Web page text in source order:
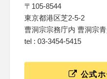
〒105-8544
東京都港区芝2-5-2
曹洞宗宗務庁内 曹洞宗
tel : 03-3454-5415
公式